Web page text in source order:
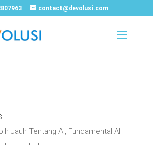
contact@devolusi.com
Jauh Tentang AI, Fundamental AI